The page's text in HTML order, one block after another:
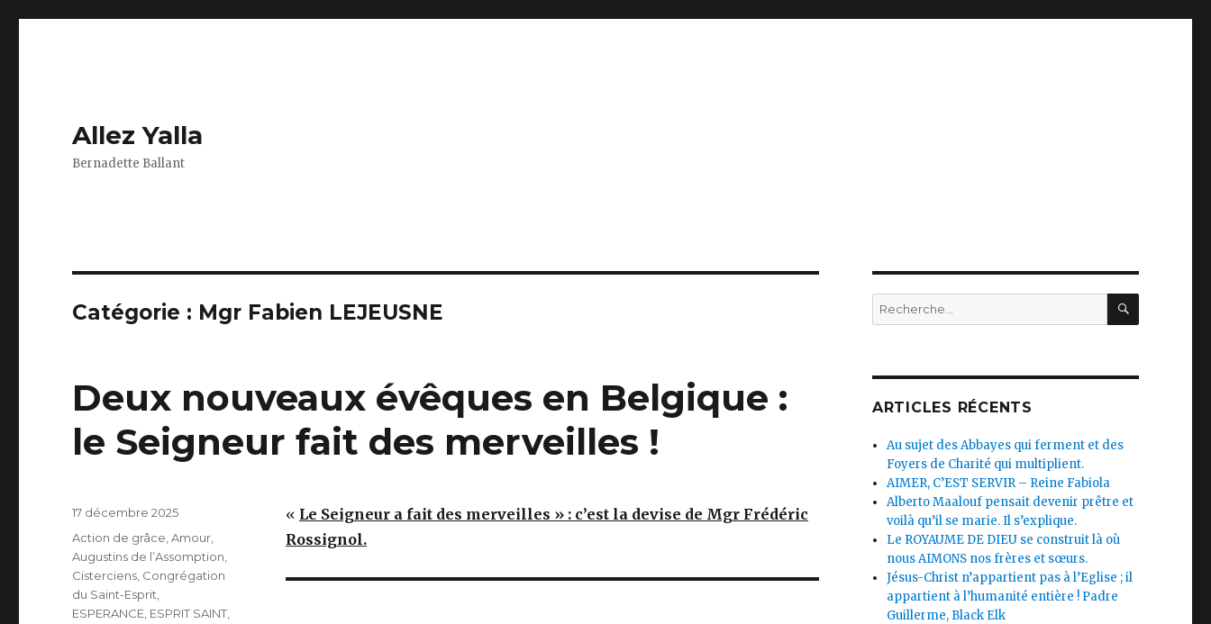
Allez Yalla
Bernadette Ballant
Catégorie : Mgr Fabien LEJEUSNE
Deux nouveaux évêques en Belgique :
le Seigneur fait des merveilles !
« Le Seigneur a fait des merveilles » : c’est la devise de Mgr Frédéric
Rossignol.
Publié
17 décembre 2025
Catégories
Action de grâce ,Amour
Augustins de l’Assomption
Cisterciens Congrégation
du Saint-Esprit
ESPERANCE ESPRIT SAINT
Recherche
pour
ARTICLES RÉCENTS
Au sujet des Abbayes qui ferment et des
Foyers de Charité qui multiplient.
AIMER, C’EST SERVIR – Reine Fabiola
Alberto Maalouf pensait devenir prêtre et
voilà qu’il se marie. Il s’explique.
Le ROYAUME DE DIEU se construit là où
nous AIMONS nos frères et sœurs.
Jésus-Christ n’appartient pas à l’Eglise ; il
appartient à l’humanité entière ! Padre
Guillerme, Black Elk